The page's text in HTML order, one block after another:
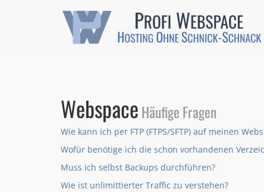
Webspace Häufige Fragen
Wie kann ich per FTP (FTPS/SFTP) auf meinen
Wofür benötige ich die schon vorhandenen
Muss ich selbst Backups durchführen?
Wie ist unlimittierter Traffic zu verstehen?